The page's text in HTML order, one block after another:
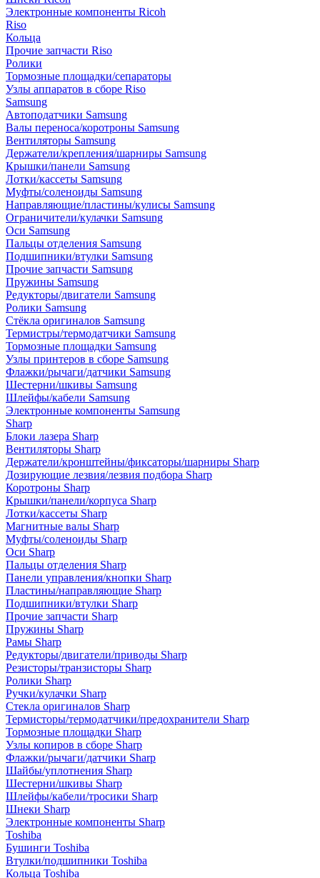
Электронные компоненты Ricoh
Riso
Кольца
Прочие запчасти Riso
Ролики
Тормозные площадки/сепараторы
Узлы аппаратов в сборе Riso
Samsung
Автоподатчики Samsung
Валы переноса/коротроны Samsung
Вентиляторы Samsung
Держатели/крепления/шарниры Samsung
Крышки/панели Samsung
Лотки/кассеты Samsung
Муфты/соленоиды Samsung
Направляющие/пластины/кулисы Samsung
Ограничители/кулачки Samsung
Оси Samsung
Пальцы отделения Samsung
Подшипники/втулки Samsung
Прочие запчасти Samsung
Пружины Samsung
Редукторы/двигатели Samsung
Ролики Samsung
Стёкла оригиналов Samsung
Термистры/термодатчики Samsung
Тормозные площадки Samsung
Узлы принтеров в сборе Samsung
Флажки/рычаги/датчики Samsung
Шестерни/шкивы Samsung
Шлейфы/кабели Samsung
Электронные компоненты Samsung
Sharp
Блоки лазера Sharp
Вентиляторы Sharp
Держатели/кронштейны/фиксаторы/шарниры Sharp
Дозирующие лезвия/лезвия подбора Sharp
Коротроны Sharp
Крышки/панели/корпуса Sharp
Лотки/кассеты Sharp
Магнитные валы Sharp
Муфты/соленоиды Sharp
Оси Sharp
Пальцы отделения Sharp
Панели управления/кнопки Sharp
Пластины/направляющие Sharp
Подшипники/втулки Sharp
Прочие запчасти Sharp
Пружины Sharp
Рамы Sharp
Редукторы/двигатели/приводы Sharp
Резисторы/транзисторы Sharp
Ролики Sharp
Ручки/кулачки Sharp
Стекла оригиналов Sharp
Термисторы/термодатчики/предохранители Sharp
Тормозные площадки Sharp
Узлы копиров в сборе Sharp
Флажки/рычаги/датчики Sharp
Шайбы/уплотнения Sharp
Шестерни/шкивы Sharp
Шлейфы/кабели/тросики Sharp
Шнеки Sharp
Электронные компоненты Sharp
Toshiba
Бушинги Toshiba
Втулки/подшипники Toshiba
Кольца Toshiba